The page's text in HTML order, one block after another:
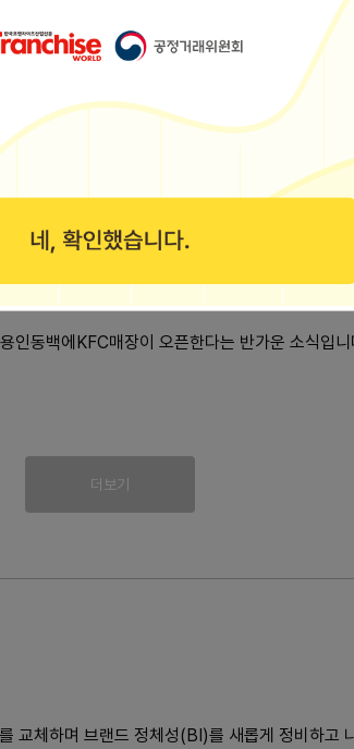
〰️KFC메뉴 / 가격 최현석 셰프 팩 13,900 최
수가 없어요! 그래서 이번에 요즘 인기있는KFC
동백에KFC매장이 오픈한다는 반가운 소식입
더보기
교체하며 브랜드 정체성(BI)를 새롭게 정비하고